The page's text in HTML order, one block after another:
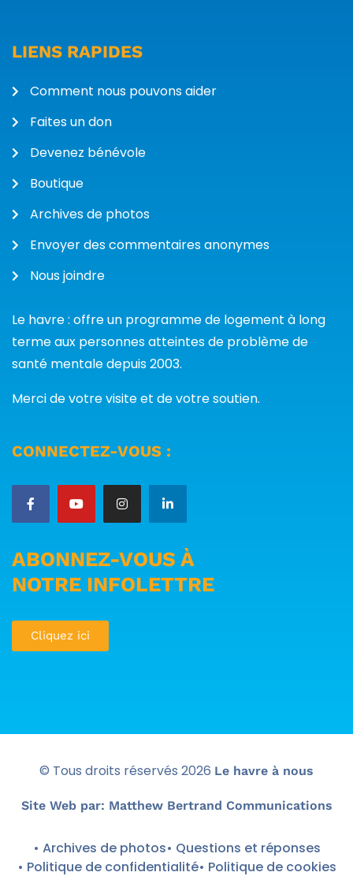
LIENS RAPIDES
Comment nous pouvons aider
Faites un don
Devenez bénévole
Boutique
Archives de photos
Envoyer des commentaires anonymes
Nous joindre
Le havre : offre un programme de logement à long
terme aux personnes atteintes de problème de
santé mentale depuis 2003.
Merci de votre visite et de votre soutien.
CONNECTEZ-VOUS :
ABONNEZ-VOUS À
NOTRE INFOLETTRE
Cliquez ici
© Tous droits réservés 2026 Le havre à nous
Site Web par: Matthew Bertrand Communications
• Archives de photos• Questions et réponses
• Politique de confidentialité• Politique de cookies